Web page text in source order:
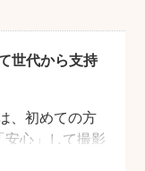
世代から支持
、初めての方
心」して撮影
。